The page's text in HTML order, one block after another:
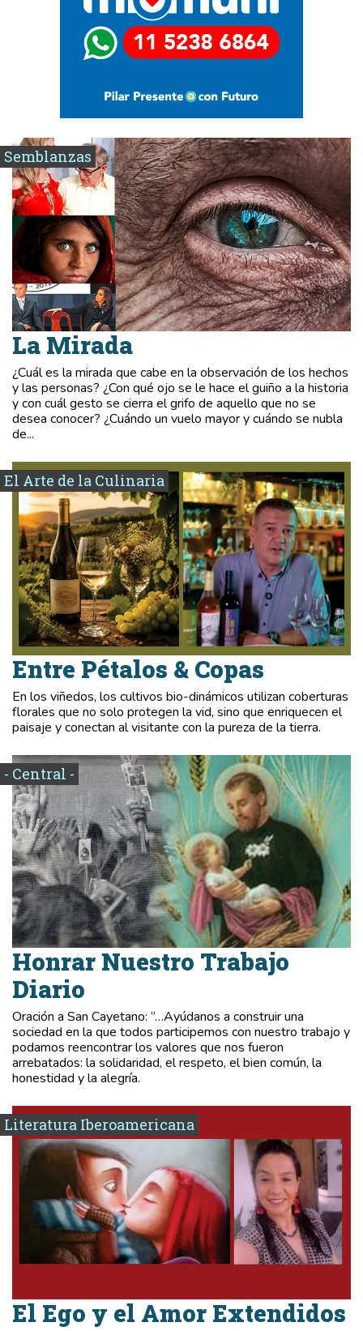
Semblanzas
La Mirada
¿Cuál es la mirada que cabe en la observación de los hechos
y las personas? ¿Con qué ojo se le hace el guiño a la historia
y con cuál gesto se cierra el grifo de aquello que no se
desea conocer? ¿Cuándo un vuelo mayor y cuándo se nubla
de...
El Arte de la Culinaria
Entre Pétalos & Copas
En los viñedos, los cultivos bio-dinámicos utilizan coberturas
florales que no solo protegen la vid, sino que enriquecen el
paisaje y conectan al visitante con la pureza de la tierra.
- Central -
Honrar Nuestro Trabajo
Diario
Oración a San Cayetano: “…Ayúdanos a construir una
sociedad en la que todos participemos con nuestro trabajo y
podamos reencontrar los valores que nos fueron
arrebatados: la solidaridad, el respeto, el bien común, la
honestidad y la alegría.
Literatura Iberoamericana
El Ego y el Amor Extendidos